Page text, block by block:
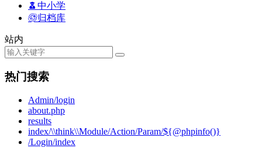
中小学
归档库
站内
热门搜索
Admin/login
about.php
results
index/\\think\\Module/Action/Param/${@phpinfo()}
/Login/index